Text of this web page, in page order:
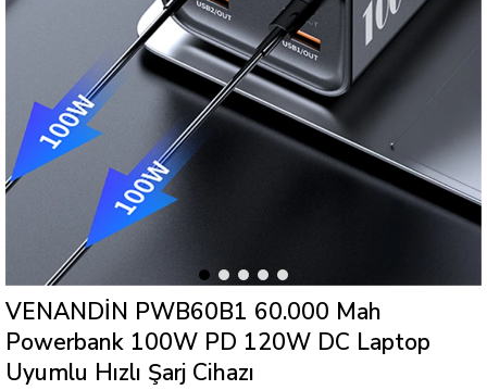
VENANDİN PWB60B1 60.000 Mah
Powerbank 100W PD 120W DC Laptop
Uyumlu Hızlı Şarj Cihazı